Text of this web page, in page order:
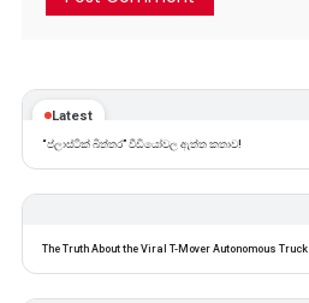
Latest
“ප්ලාස්ටික් බිත්තර” වීඩියෝවල ඇත්ත කතාව!
The Truth About the Viral T-Mover Autonomous Truck